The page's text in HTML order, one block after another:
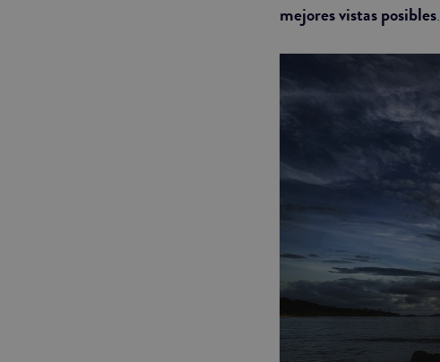
mejores vistas posibles.